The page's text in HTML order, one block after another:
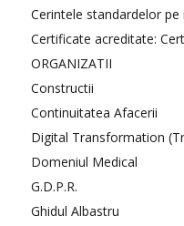
Cerintele standardelor
Certificate acreditate:
ORGANIZATII
Constructii
Continuitatea Afacerii
Digital Transformation
Domeniul Medical
G.D.P.R.
Ghidul Albastru